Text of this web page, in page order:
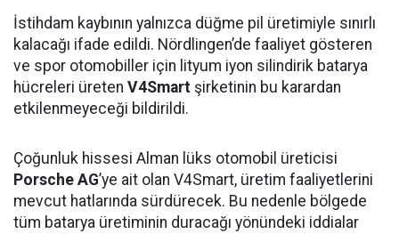
İstihdam kaybının yalnızca düğme pil üretimiyle sınırlı
kalacağı ifade edildi. Nördlingen’de faaliyet gösteren
ve spor otomobiller için lityum iyon silindirik batarya
hücreleri üreten V4Smart şirketinin bu karardan
etkilenmeyeceği bildirildi.
Çoğunluk hissesi Alman lüks otomobil üreticisi
Porsche AG’ye ait olan V4Smart, üretim faaliyetlerini
mevcut hatlarında sürdürecek. Bu nedenle bölgede
tüm batarya üretiminin duracağı yönündeki iddialar